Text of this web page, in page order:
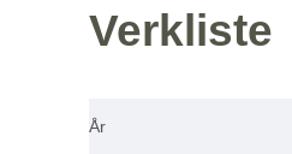
Verkliste
År